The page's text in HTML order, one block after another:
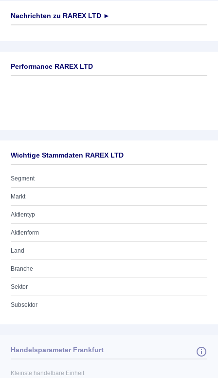
Nachrichten zu RAREX LTD ►
Performance RAREX LTD
Wichtige Stammdaten RAREX LTD
Segment
Markt
Aktientyp
Aktienform
Land
Branche
Sektor
Subsektor
Handelsparameter Frankfurt
Kleinste handelbare Einheit